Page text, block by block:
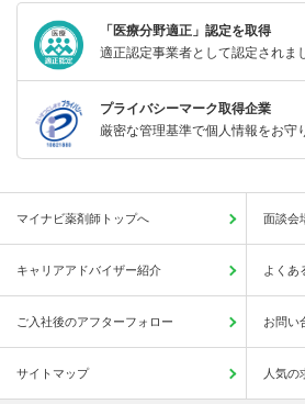
「医療分野適正」認定を取得
適正認定事業者として認定されま
プライバシーマーク取得企業
厳密な管理基準で個人情報をお守
マイナビ薬剤師トップへ 面談会
キャリアアドバイザー紹介 よくあ
ご入社後のアフターフォロー お問い
サイトマップ 人気の